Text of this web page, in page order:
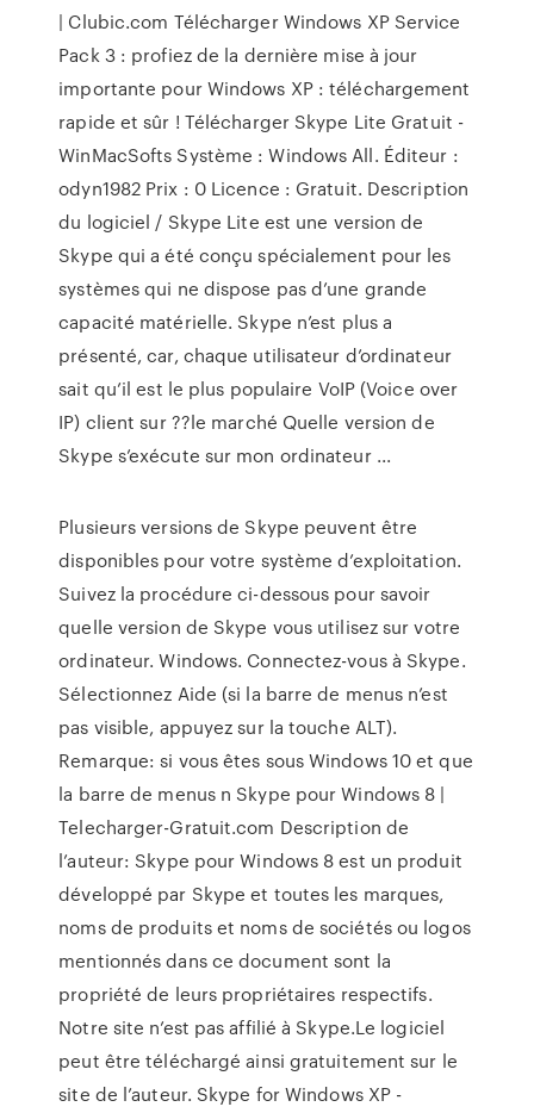
| Clubic.com Télécharger Windows XP Service
Pack 3 : profiez de la dernière mise à jour
importante pour Windows XP : téléchargement
rapide et sûr ! Télécharger Skype Lite Gratuit -
WinMacSofts Système : Windows All. Éditeur :
odyn1982 Prix : 0 Licence : Gratuit. Description
du logiciel / Skype Lite est une version de
Skype qui a été conçu spécialement pour les
systèmes qui ne dispose pas d’une grande
capacité matérielle. Skype n’est plus a
présenté, car, chaque utilisateur d’ordinateur
sait qu’il est le plus populaire VoIP (Voice over
IP) client sur ??le marché Quelle version de
Skype s’exécute sur mon ordinateur ...
Plusieurs versions de Skype peuvent être
disponibles pour votre système d’exploitation.
Suivez la procédure ci-dessous pour savoir
quelle version de Skype vous utilisez sur votre
ordinateur. Windows. Connectez-vous à Skype.
Sélectionnez Aide (si la barre de menus n’est
pas visible, appuyez sur la touche ALT).
Remarque: si vous êtes sous Windows 10 et que
la barre de menus n Skype pour Windows 8 |
Telecharger-Gratuit.com Description de
l’auteur: Skype pour Windows 8 est un produit
développé par Skype et toutes les marques,
noms de produits et noms de sociétés ou logos
mentionnés dans ce document sont la
propriété de leurs propriétaires respectifs.
Notre site n’est pas affilié à Skype.Le logiciel
peut être téléchargé ainsi gratuitement sur le
site de l’auteur. Skype for Windows XP -